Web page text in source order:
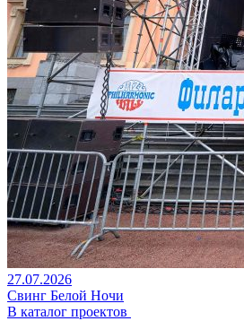
27.07.2026
Свинг Белой Ночи
В каталог проектов